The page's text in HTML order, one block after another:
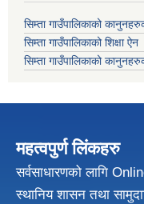
सिम्ता गाउँपालिकाको
सिम्ता गाउँपालिकाको शिक्षा ऐन
सिम्ता गाउँपालिकाको
महत्वपुर्ण लिंकहरु
सर्वसाधारणको लागि
स्थानिय शासन तथा